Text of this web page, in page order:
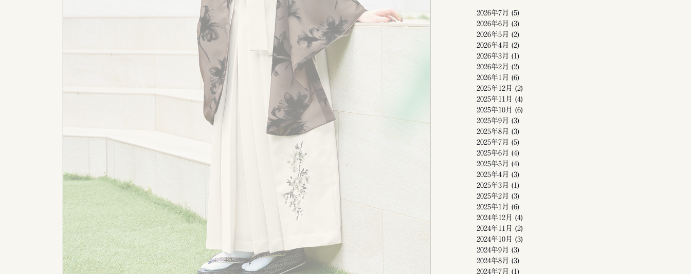
2026年7月 (5)
2026年6月 (3)
2026年5月 (2)
2026年4月 (2)
2026年3月 (1)
2026年2月 (2)
2026年1月 (6)
2025年12月 (2)
2025年11月 (4)
2025年10月 (6)
2025年9月 (3)
2025年8月 (3)
2025年7月 (5)
2025年6月 (4)
2025年5月 (4)
2025年4月 (3)
2025年3月 (1)
2025年2月 (3)
2025年1月 (6)
2024年12月 (4)
2024年11月 (2)
2024年10月 (3)
2024年9月 (3)
2024年8月 (3)
2024年7月 (1)